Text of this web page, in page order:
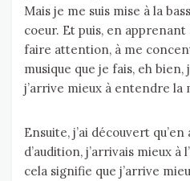
Mais je me suis mise à la
coeur. Et puis, en apprenant
faire attention, à me
musique que je fais, eh bien,
j’arrive mieux à entendre la
Ensuite, j’ai découvert
d’audition, j’arrivais mieux
cela signifie que j’arrive